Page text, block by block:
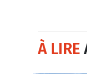
À LIRE